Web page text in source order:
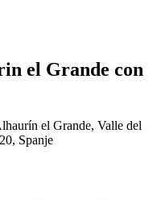
el Grande con
el Grande, Valle del
Spanje